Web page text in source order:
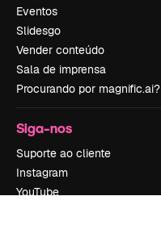
Eventos
Slidesgo
Vender conteúdo
Sala de imprensa
Procurando por magnific.ai?
Siga-nos
Suporte ao cliente
Instagram
YouTube